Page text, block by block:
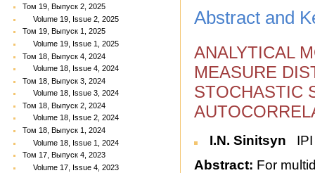
Том 19, Выпуск 2, 2025
Volume 19, Issue 2, 2025
Том 19, Выпуск 1, 2025
Volume 19, Issue 1, 2025
Том 18, Выпуск 4, 2024
Volume 18, Issue 4, 2024
Том 18, Выпуск 3, 2024
Volume 18, Issue 3, 2024
Том 18, Выпуск 2, 2024
Volume 18, Issue 2, 2024
Том 18, Выпуск 1, 2024
Volume 18, Issue 1, 2024
Том 17, Выпуск 4, 2023
Volume 17, Issue 4, 2023
Abstract and
ANALYTICAL
MEASURE
STOCHASTIC
I.N. Sinitsyn
Abstract: For